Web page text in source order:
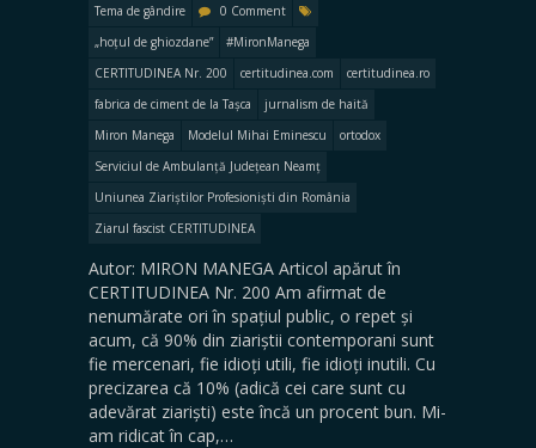
Tema de gândire
0 Comment
„hoțul de ghiozdane”
#MironManega
CERTITUDINEA Nr. 200
certitudinea.com
certitudinea.ro
fabrica de ciment de la Tașca
jurnalism de haită
Miron Manega
Modelul Mihai Eminescu
ortodox
Serviciul de Ambulanță Județean Neamț
Uniunea Ziariștilor Profesioniști din România
Ziarul fascist CERTITUDINEA
Autor: MIRON MANEGA Articol apărut în
CERTITUDINEA Nr. 200 Am afirmat de
nenumărate ori în spațiul public, o repet și
acum, că 90% din ziariștii contemporani sunt
fie mercenari, fie idioți utili, fie idioți inutili. Cu
precizarea că 10% (adică cei care sunt cu
adevărat ziariști) este încă un procent bun. Mi-
am ridicat în cap,…